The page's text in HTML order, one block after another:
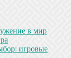
в мир
игровые